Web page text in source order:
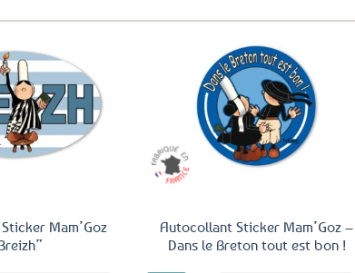
Ajouter
favoris
Mam’Goz
Autocollant Sticker Mam’Goz –
Dans le Breton tout est bon !